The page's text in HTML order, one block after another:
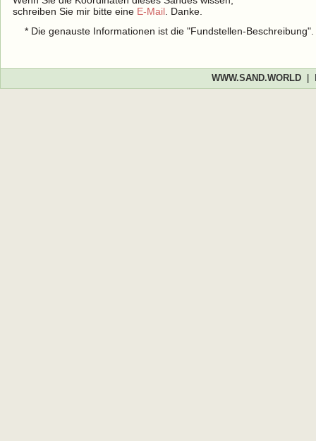
schreiben Sie mir bitte eine E-Mail . Danke.
* Die genauste Informationen ist die "Fundstellen-
WWW.SAND.WORLD|